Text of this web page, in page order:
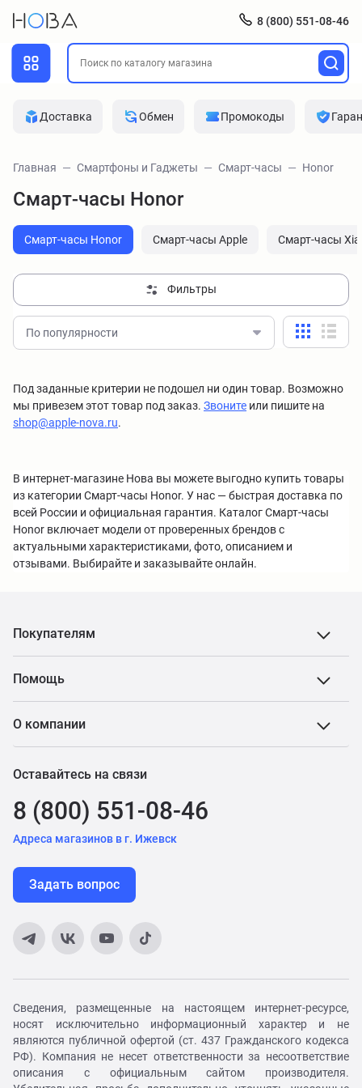
8 (800) 551-08-46
Доставка Обмен Промокоды
Главная Смартфоны и Гаджеты Смарт-часы Honor
Смарт-часы Honor
Смарт-часы Honor Смарт-часы Apple Смарт-часы
Фильтры
По популярности
Под заданные критерии не подошел ни один товар. Возможно
мы привезем этот товар под заказ. Звоните или пишите на
shop@apple-nova.ru.
В интернет-магазине Нова вы можете выгодно купить товары
из категории Смарт-часы Honor. У нас — быстрая доставка по
всей России и официальная гарантия. Каталог Смарт-часы
Honor включает модели от проверенных брендов с
актуальными характеристиками, фото, описанием и
отзывами. Выбирайте и заказывайте онлайн.
Покупателям
Помощь
О компании
Оставайтесь на связи
8 (800) 551-08-46
Адреса магазинов в г. Ижевск
Задать вопрос
Сведения, размещенные на настоящем интернет-ресурсе,
носят исключительно информационный характер и не
являются публичной офертой (ст. 437 Гражданского кодекса
РФ). Компания не несет ответственности за несоответствие
описания с официальным сайтом производителя.